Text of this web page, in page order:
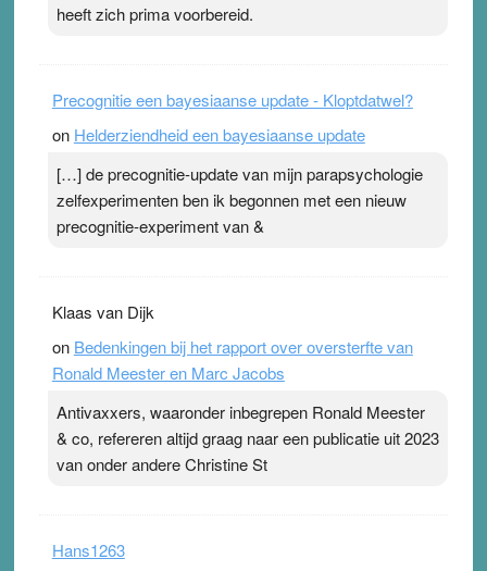
heeft zich prima voorbereid.
Precognitie een bayesiaanse update - Kloptdatwel?
on Helderziendheid een bayesiaanse update
[…] de precognitie-update van mijn parapsychologie
zelfexperimenten ben ik begonnen met een nieuw
precognitie-experiment van &
Klaas van Dijk
on Bedenkingen bij het rapport over oversterfte van
Ronald Meester en Marc Jacobs
Antivaxxers, waaronder inbegrepen Ronald Meester
& co, refereren altijd graag naar een publicatie uit 2023
van onder andere Christine St
Hans1263